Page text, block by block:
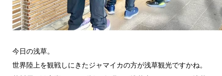
今日の浅草。
世界陸上を観戦しにきたジャマイカの方が浅草観光ですかね。